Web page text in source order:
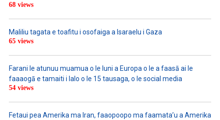
68 views
Maliliu tagata e toafitu i osofaiga a Isaraelu i Gaza
65 views
Farani le atunuu muamua o le Iuni a Europa o le a faasā ai le
faaaogā e tamaiti i lalo o le 15 tausaga, o le social media
54 views
Fetaui pea Amerika ma Iran, faaopoopo ma faamata’u a Amerika